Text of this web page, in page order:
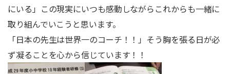
にいる」この現実にいつも感動しながらこれからも一緒に
取り組んでいこうと思います。
「日本の先生は世界一のコーチ！！」そう胸を張る日が必
ず凝ることを心から信じています！！